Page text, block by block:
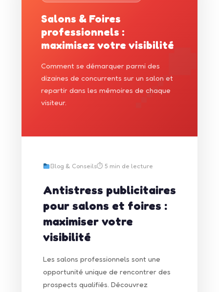
Salons & Foires
professionnels :
maximisez votre visibilité
Comment se démarquer parmi des
dizaines de concurrents sur un salon et
repartir dans les mémoires de chaque
visiteur.
Blog & Conseils⏱ 5 min de lecture
Antistress publicitaires
pour salons et foires :
maximiser votre
visibilité
Les salons professionnels sont une
opportunité unique de rencontrer des
prospects qualifiés. Découvrez